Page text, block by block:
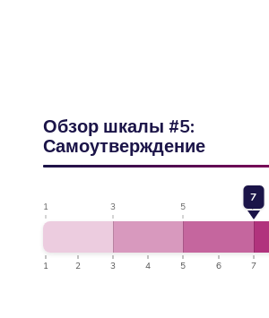
Обзор шкалы #5:
Самоутверждение
1 3 5 7
1 2 3 4 5 6 7
7